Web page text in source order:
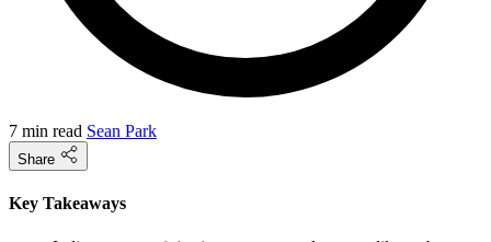
7 min read Sean Park
Share
Key Takeaways